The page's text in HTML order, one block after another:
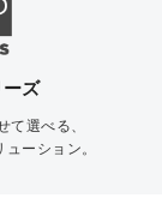
ズ
て選べる、
ーション。